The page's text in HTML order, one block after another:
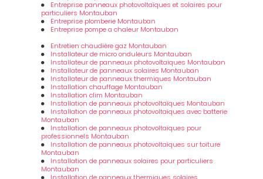
Entreprise panneaux photovoltaïques et solaires pour
particuliers Montauban
Entreprise plomberie Montauban
Entreprise pompe a chaleur Montauban
Entretien chaudière gaz Montauban
Installateur de micro onduleurs Montauban
Installateur de panneaux photovoltaïques Montauban
Installateur de panneaux solaires Montauban
Installateur de panneaux thermiques Montauban
Installation chauffage Montauban
Installation clim Montauban
Installation de panneaux photovoltaïques Montauban
Installation de panneaux photovoltaïques avec batterie
Montauban
Installation de panneaux photovoltaïques pour
professionnels Montauban
Installation de panneaux photovoltaïques sur toiture
Montauban
Installation de panneaux solaires pour particuliers
Montauban